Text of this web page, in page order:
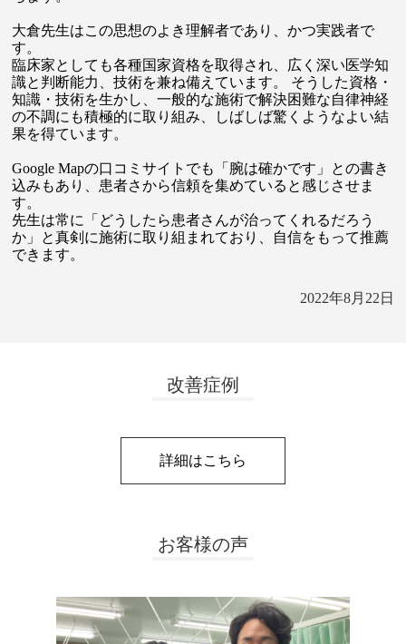
大倉先生はこの思想のよき理解者であり、かつ実践者で
す。
臨床家としても各種国家資格を取得され、広く深い医学知
識と判断能力、技術を兼ね備えています。 そうした資格・
知識・技術を生かし、一般的な施術で解決困難な自律神経
の不調にも積極的に取り組み、しばしば驚くようなよい結
果を得ています。
Google Mapの口コミサイトでも「腕は確かです」との書き
込みもあり、患者さから信頼を集めていると感じさせま
す。
先生は常に「どうしたら患者さんが治ってくれるだろう
か」と真剣に施術に取り組まれており、自信をもって推薦
できます。
2022年8月22日
改善症例
詳細はこちら
お客様の声